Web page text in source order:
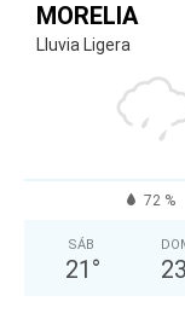
MORELIA
Lluvia Ligera
72 %
SÁB
21 ° 23